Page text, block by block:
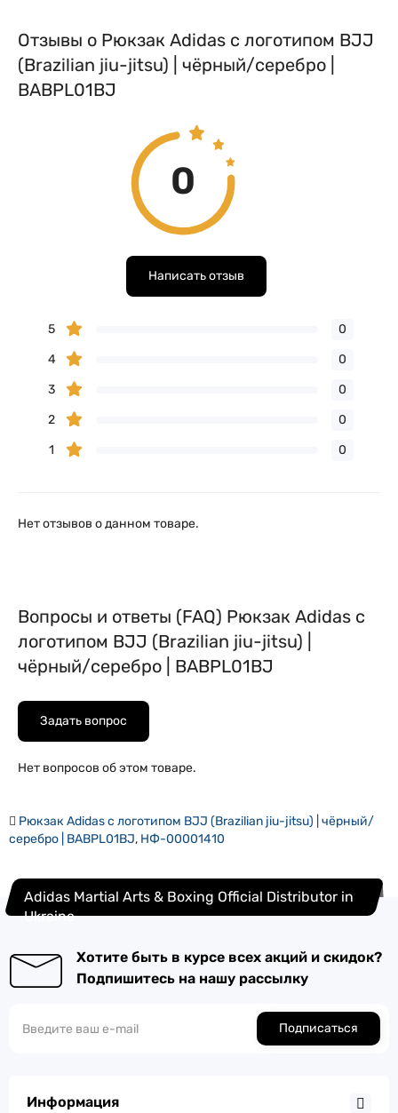
Отзывы о Рюкзак Adidas с логотипом BJJ
(Brazilian jiu-jitsu) | чёрный/серебро |
BABPL01BJ
0
Написать отзыв
5
0
4
0
3
0
2
0
1
0
Нет отзывов о данном товаре.
Вопросы и ответы (FAQ) Рюкзак Adidas с
логотипом BJJ (Brazilian jiu-jitsu) |
чёрный/серебро | BABPL01BJ
Задать вопрос
Нет вопросов об этом товаре.
Рюкзак Adidas с логотипом BJJ (Brazilian jiu-jitsu) | чёрный/
серебро | BABPL01BJ, НФ-00001410
Adidas Martial Arts & Boxing Official Distributor in
Ukraine
Хотите быть в курсе всех акций и скидок?
Подпишитесь на нашу рассылку
Подписаться
Информация